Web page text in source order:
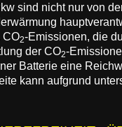
sind nicht nur von
CO2-Emissionen, die
der CO2-
Batterie eine
kann aufgrund